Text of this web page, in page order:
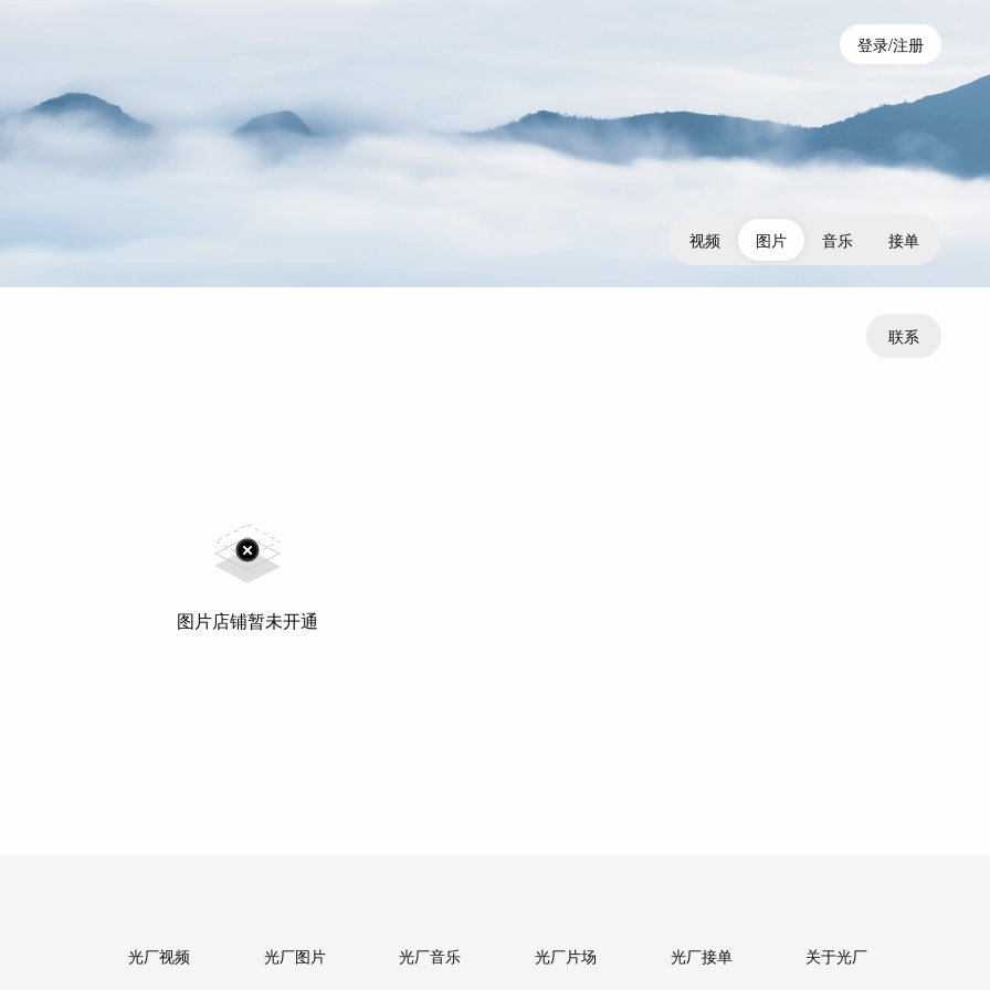
登录/注册
视频 图片 音乐 接单
联系
图片店铺暂未开通
光厂视频 光厂图片 光厂音乐 光厂片场 光厂接单 关于光厂